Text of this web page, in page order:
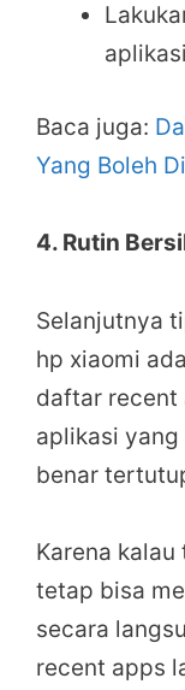
Baca juga:
Yang Boleh
4. Rutin
Selanjutnya
hp xiaomi
daftar recent
aplikasi
benar
Karena
tetap bisa
secara
recent apps